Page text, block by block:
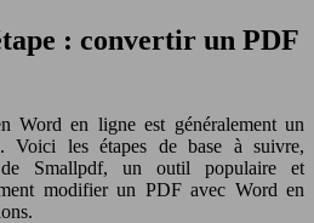
: convertir un PDF
Word en ligne est généralement un
Voici les étapes de base à suivre,
de Smallpdf, un outil populaire et
modifier un PDF avec Word en